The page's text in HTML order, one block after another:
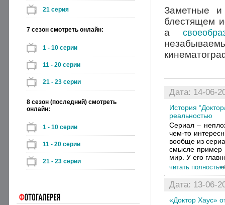
21 серия
7 сезон смотреть онлайн:
1 - 10 серии
11 - 20 серии
21 - 23 серии
8 сезон (последний) смотреть
онлайн:
1 - 10 серии
11 - 20 серии
21 - 23 серии
Заметные
блестящем
а
Дата: 14-06-
История
реальностью
Сериал –
чем-то
вообще из
смысле пример
мир. У его
читать полностью
Дата: 13-06-
«Доктор Хаус»